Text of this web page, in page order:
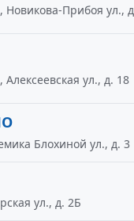
Прибоя ул.,
ул., д. 18
Блохиной ул., д. 3
ул., д. 2Б